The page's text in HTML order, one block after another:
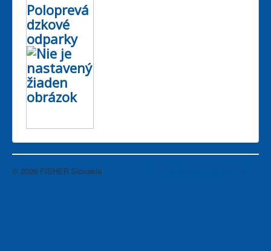
Poloprevá
dzkové
odparky
© 2026 FISHER Slovakia